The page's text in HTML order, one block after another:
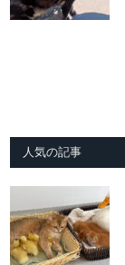
人気の記事